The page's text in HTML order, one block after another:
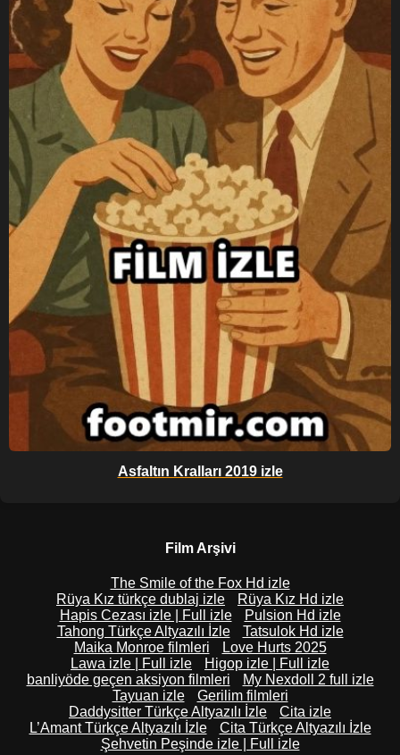
Asfaltın Kralları 2019 izle
Film Arşivi
The Smile of the Fox Hd izle
Rüya Kız türkçe dublaj izle
Rüya Kız Hd izle
Hapis Cezası izle | Full izle
Pulsion Hd izle
Tahong Türkçe Altyazılı İzle
Tatsulok Hd izle
Maika Monroe filmleri
Love Hurts 2025
Lawa izle | Full izle
Higop izle | Full izle
banliyöde geçen aksiyon filmleri
My Nexdoll 2 full izle
Tayuan izle
Gerilim filmleri
Daddysitter Türkçe Altyazılı İzle
Cita izle
L’Amant Türkçe Altyazılı İzle
Cita Türkçe Altyazılı İzle
Şehvetin Peşinde izle | Full izle